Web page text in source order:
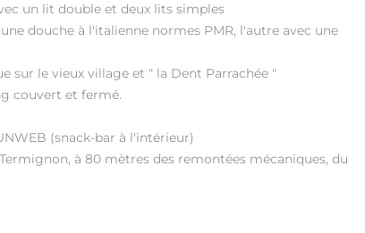
un lit double et deux lits simples
douche à l'italienne normes PMR, l'autre avec une
sur le vieux village et " la Dent Parrachée "
couvert et fermé.
(snack-bar à l'intérieur)
à 80 mètres des remontées mécaniques, du